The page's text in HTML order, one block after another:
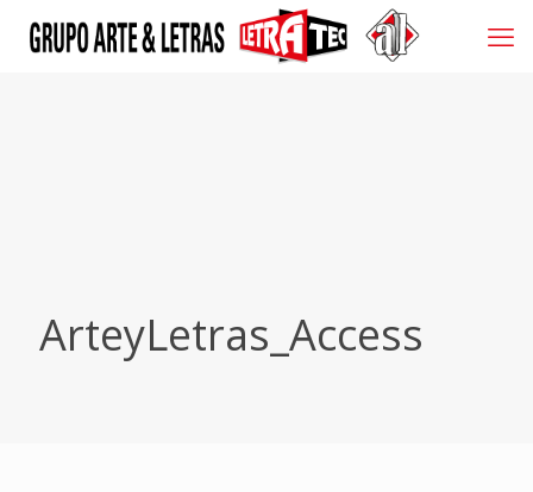
ArteyLetras_Access